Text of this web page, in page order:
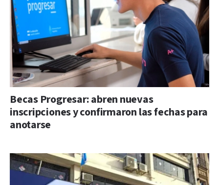
Becas Progresar: abren nuevas
inscripciones y confirmaron las fechas para
anotarse